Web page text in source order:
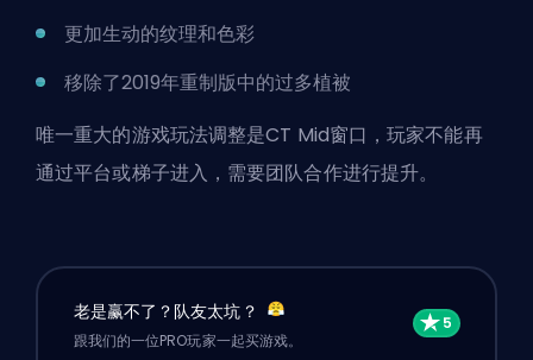
更加生动的纹理和色彩
移除了2019年重制版中的过多植被
唯一重大的游戏玩法调整是CT Mid窗口，玩家不能再
通过平台或梯子进入，需要团队合作进行提升。
老是赢不了？队友太坑？
跟我们的一位PRO玩家一起买游戏。